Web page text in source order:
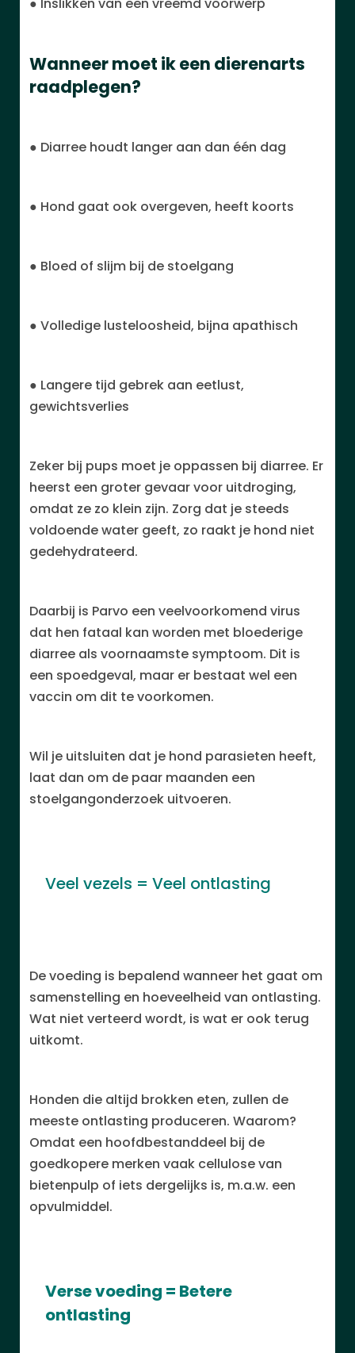
Wanneer moet ik een dierenarts
raadplegen?
● Diarree houdt langer aan dan één dag
● Hond gaat ook overgeven, heeft koorts
● Bloed of slijm bij de stoelgang
● Volledige lusteloosheid, bijna apathisch
● Langere tijd gebrek aan eetlust,
gewichtsverlies
Zeker bij pups moet je oppassen bij diarree. Er
heerst een groter gevaar voor uitdroging,
omdat ze zo klein zijn. Zorg dat je steeds
voldoende water geeft, zo raakt je hond niet
gedehydrateerd.
Daarbij is Parvo een veelvoorkomend virus
dat hen fataal kan worden met bloederige
diarree als voornaamste symptoom. Dit is
een spoedgeval, maar er bestaat wel een
vaccin om dit te voorkomen.
Wil je uitsluiten dat je hond parasieten heeft,
laat dan om de paar maanden een
stoelgangonderzoek uitvoeren.
Veel vezels = Veel ontlasting
De voeding is bepalend wanneer het gaat om
samenstelling en hoeveelheid van ontlasting.
Wat niet verteerd wordt, is wat er ook terug
uitkomt.
Honden die altijd brokken eten, zullen de
meeste ontlasting produceren. Waarom?
Omdat een hoofdbestanddeel bij de
goedkopere merken vaak cellulose van
bietenpulp of iets dergelijks is, m.a.w. een
opvulmiddel.
Verse voeding = Betere
ontlasting